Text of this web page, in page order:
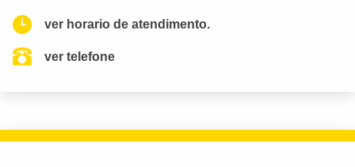
ver horario de atendimento.
ver telefone